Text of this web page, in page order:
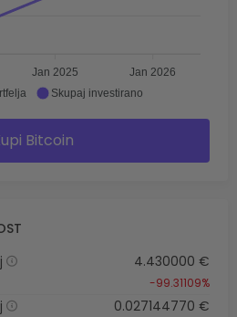
Jan 2025 Jan 2026
Skupaj investirano
Bitcoin
4.430000 €
-99.31109%
0.027144770 €